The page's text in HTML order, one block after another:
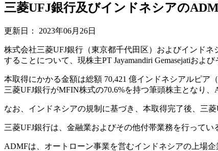
三菱UFJ銀行及びインドネシアの
更新日： 2023年06月26日
株式会社三菱UFJ銀行（東京都千代田区）およびインドネ
することについて、現株主PT Jayamandiri Gemasejatiおよ
本取得にかかる金額は総額 70,421 億インドネシアルピア
三菱UFJ銀行がMFIN株式の70.6%を持つ筆頭株主となり、
なお、インドネシアの規制に基づき、本取得完了後、三
三菱UFJ銀行は、金融業およびその他付帯業務を行って
ADMFは、オートローン事業を営むインドネシアの上場